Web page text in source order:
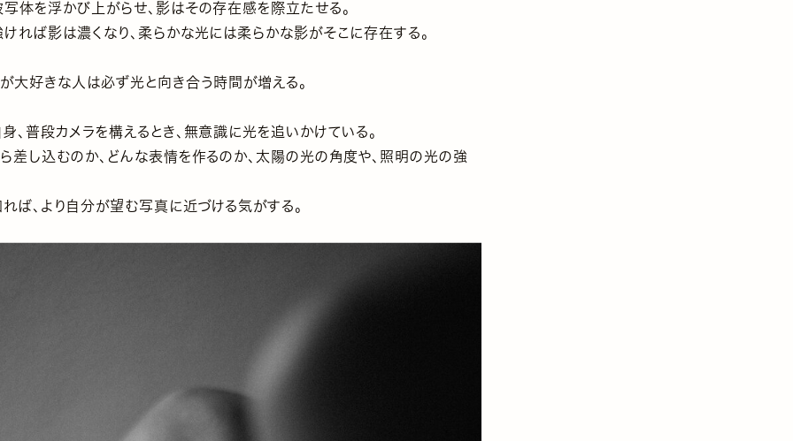
体を浮かび上がらせ、影はその存在感を際立たせる。
れば影は濃くなり、柔らかな光には柔らかな影がそこに存在する。
大好きな人は必ず光と向き合う時間が増える。
、普段カメラを構えるとき、無意識に光を追いかけている。
差し込むのか、どんな表情を作るのか、太陽の光の角度や、照明の光の強
ば、より自分が望む写真に近づける気がする。